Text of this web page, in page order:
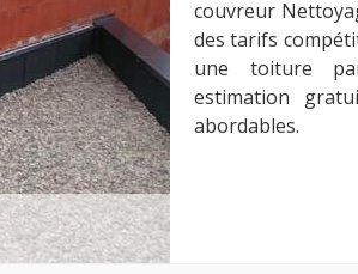
couvreur
des tarifs
une toiture
estimation
abordables.